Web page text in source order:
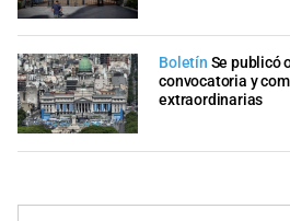
Boletín Se publicó
convocatoria y
extraordinarias